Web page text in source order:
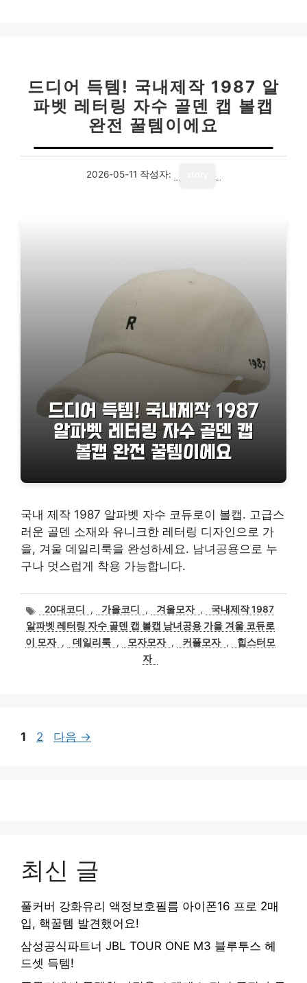
드디어 득템! 국내제작 1987 알
파벳 레터링 자수 골덴 캡 볼캡
완전 꿀템이에요
2026-05-11 작성자:
국내 제작 1987 알파벳 자수 코듀로이 볼캡. 고급스
러운 골덴 소재와 유니크한 레터링 디자인으로 가
을, 겨울 데일리룩을 완성하세요. 남녀공용으로 누
구나 멋스럽게 착용 가능합니다.
태
그
20대코디 , 가을코디 , 겨울모자 ,
국내제작 1987
알파벳 레터링 자수 골덴 캡 볼캡 남녀공용 가을 겨울 코듀로
이 모자 , 데일리룩 , 모자모자 , 커플모자 ,
힙스터모
자
페
1
페
2 다음 →
최신 글
풀커버 강화유리 액정보호필름 아이폰16 프로 2매
입, 핵꿀템 발견했어요!
삼성공식파트너 JBL TOUR ONE M3 블루투스 헤
드셋 득템!